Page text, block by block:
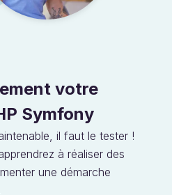
votre
Symfony
il faut le tester !
à réaliser des
une démarche